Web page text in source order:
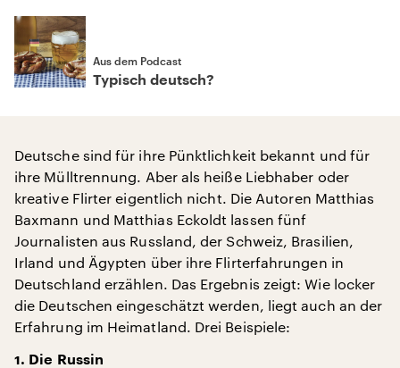
Aus dem Podcast
Typisch deutsch?
Deutsche sind für ihre Pünktlichkeit bekannt und für
ihre Mülltrennung. Aber als heiße Liebhaber oder
kreative Flirter eigentlich nicht. Die Autoren Matthias
Baxmann und Matthias Eckoldt lassen fünf
Journalisten aus Russland, der Schweiz, Brasilien,
Irland und Ägypten über ihre Flirterfahrungen in
Deutschland erzählen. Das Ergebnis zeigt: Wie locker
die Deutschen eingeschätzt werden, liegt auch an der
Erfahrung im Heimatland. Drei Beispiele:
1. Die Russin